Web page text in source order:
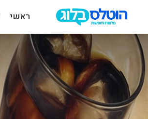
הוטלס
ראשי